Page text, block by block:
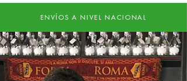
ENVÍOS A NIVEL NACIONAL